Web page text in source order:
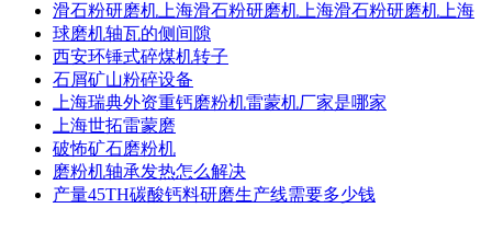
滑石粉研磨机上海滑石粉研磨机上海滑石粉研磨机上海
球磨机轴瓦的侧间隙
西安环锤式碎煤机转子
石屑矿山粉碎设备
上海瑞典外资重钙磨粉机雷蒙机厂家是哪家
上海世拓雷蒙磨
破怖矿石磨粉机
磨粉机轴承发热怎么解决
产量45TH碳酸钙料研磨生产线需要多少钱